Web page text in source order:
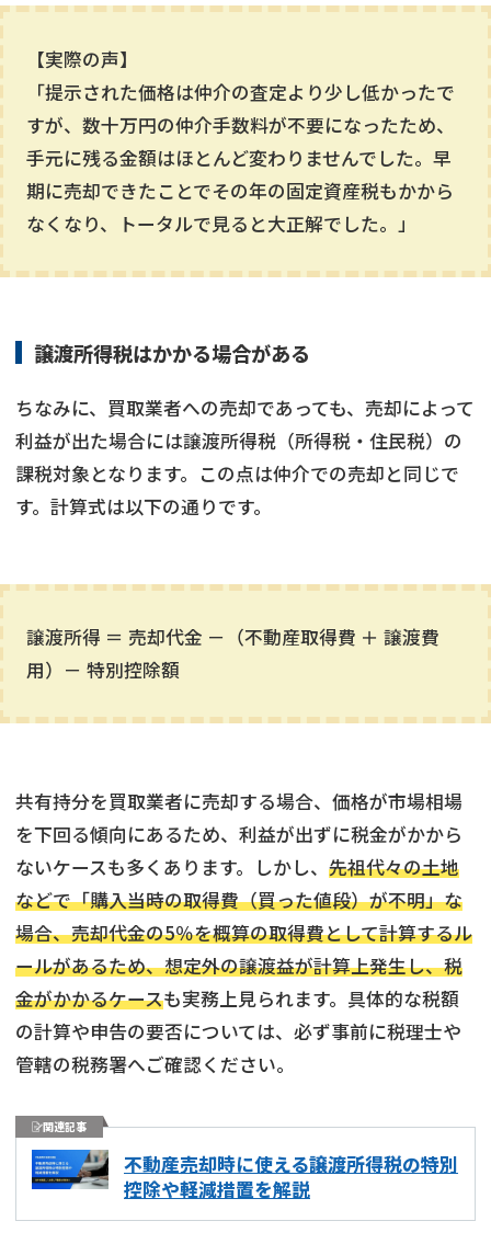
【実際の声】
「提示された価格は仲介の査定より少し低かったで
すが、数十万円の仲介手数料が不要になったため、
手元に残る金額はほとんど変わりませんでした。早
期に売却できたことでその年の固定資産税もかから
なくなり、トータルで見ると大正解でした。」
譲渡所得税はかかる場合がある
ちなみに、買取業者への売却であっても、売却によって
利益が出た場合には譲渡所得税（所得税・住民税）の
課税対象となります。この点は仲介での売却と同じで
す。計算式は以下の通りです。
譲渡所得 ＝ 売却代金 －（不動産取得費 ＋ 譲渡費
用）－ 特別控除額
共有持分を買取業者に売却する場合、価格が市場相場
を下回る傾向にあるため、利益が出ずに税金がかから
ないケースも多くあります。しかし、 先祖代々の土地
などで「購入当時の取得費（買った値段）が不明」な
場合、売却代金の5％を概算の取得費として計算するル
ールがあるため、想定外の譲渡益が計算上発生し、税
金がかかるケースも実務上見られます。具体的な税額
の計算や申告の要否については、必ず事前に税理士や
管轄の税務署へご確認ください。
関連記事
不動産売却時に使える譲渡所得税の特別
控除や軽減措置を解説